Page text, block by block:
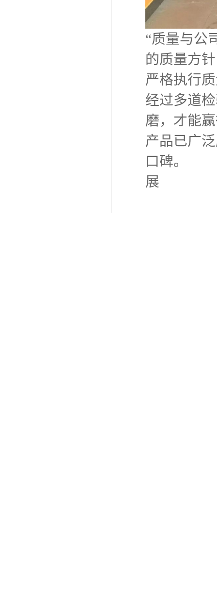
“质量与公
的质量方
严格执行
经过多道
磨，才能
产品已广
口碑。
展